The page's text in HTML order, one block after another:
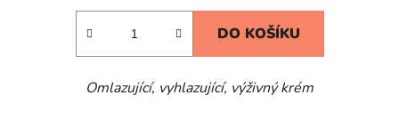
DO KOŠÍKU
Omlazující, vyhlazující, výživný krém